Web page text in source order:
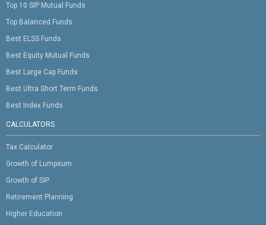
Top 10 SIP Mutual Funds
Top Balanced Funds
Best ELSS Funds
Best Equity Mutual Funds
Best Large Cap Funds
Best Ultra Short Term Funds
Best Index Funds
CALCULATORS
Tax Calculator
Growth of Lumpsum
Growth of SIP
Retirement Planning
Higher Education